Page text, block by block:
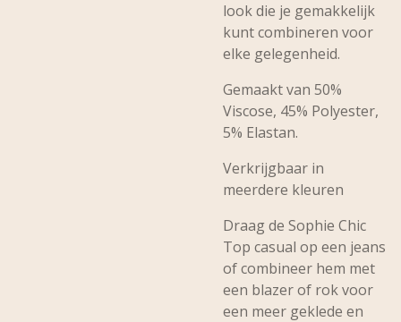
look die je gemakkelijk
kunt combineren voor
elke gelegenheid.
Gemaakt van 50%
Viscose, 45% Polyester,
5% Elastan.
Verkrijgbaar in
meerdere kleuren
Draag de Sophie Chic
Top casual op een jeans
of combineer hem met
een blazer of rok voor
een meer geklede en